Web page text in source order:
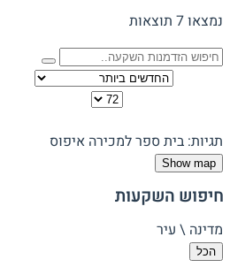
נמצאו 7 תוצאות
תגיות: בית ספר למכירה איפוס
Show map
חיפוש השקעות
מדינה \ עיר
הכל